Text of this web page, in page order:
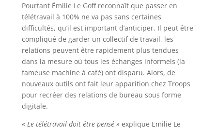
Pourtant Émilie Le Goff reconnaît que passer en
télétravail à 100% ne va pas sans certaines
difficultés, qu’il est important d’anticiper. Il peut être
compliqué de garder un collectif de travail, les
relations peuvent être rapidement plus tendues
dans la mesure où tous les échanges informels (la
fameuse machine à café) ont disparu. Alors, de
nouveaux outils ont fait leur apparition chez Troops
pour recréer des relations de bureau sous forme
digitale.
« Le télétravail doit être pensé » explique Emilie Le